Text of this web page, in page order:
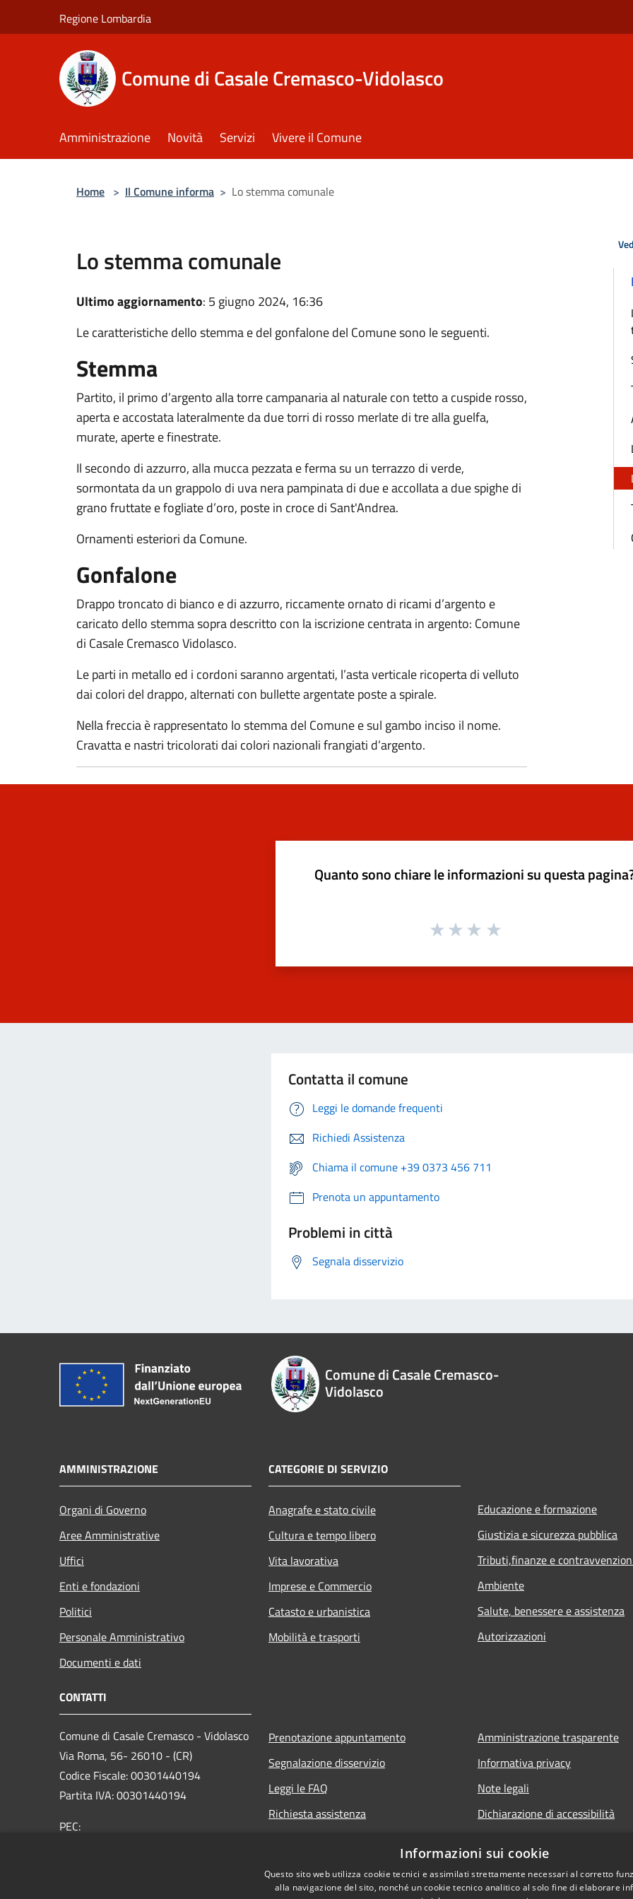
Regione Lombardia
Comune di Casale Cremasco-Vidolasco
Amministrazione Novità Servizi Vivere il Comune
Home > Il Comune informa > Lo stemma comunale
Lo stemma comunale
Ultimo aggiornamento: 5 giugno 2024, 16:36
Le caratteristiche dello stemma e del gonfalone del Comune sono le seguenti.
Stemma
Partito, il primo d’argento alla torre campanaria al naturale con tetto a cuspide rosso,
aperta e accostata lateralmente da due torri di rosso merlate di tre alla guelfa,
murate, aperte e finestrate.
Il secondo di azzurro, alla mucca pezzata e ferma su un terrazzo di verde,
sormontata da un grappolo di uva nera pampinata di due e accollata a due spighe di
grano fruttate e fogliate d’oro, poste in croce di Sant'Andrea.
Ornamenti esteriori da Comune.
Gonfalone
Drappo troncato di bianco e di azzurro, riccamente ornato di ricami d’argento e
caricato dello stemma sopra descritto con la iscrizione centrata in argento: Comune
di Casale Cremasco Vidolasco.
Le parti in metallo ed i cordoni saranno argentati, l’asta verticale ricoperta di velluto
dai colori del drappo, alternati con bullette argentate poste a spirale.
Nella freccia è rappresentato lo stemma del Comune e sul gambo inciso il nome.
Cravatta e nastri tricolorati dai colori nazionali frangiati d’argento.
Quanto sono chiare le informazioni su questa
Contatta il comune
Leggi le domande frequenti
Richiedi Assistenza
Chiama il comune +39 0373 456 711
Prenota un appuntamento
Problemi in città
Segnala disservizio
Comune di Casale Cremasco-
Vidolasco
AMMINISTRAZIONE
Organi di Governo
Aree Amministrative
Uffici
Enti e fondazioni
Politici
Personale Amministrativo
Documenti e dati
CATEGORIE DI SERVIZIO
Anagrafe e stato civile
Cultura e tempo libero
Vita lavorativa
Imprese e Commercio
Catasto e urbanistica
Mobilità e trasporti
Educazione e formazione
Giustizia e sicurezza pubblica
Tributi,finanze e
Ambiente
Salute, benessere e assistenza
Autorizzazioni
CONTATTI
Comune di Casale Cremasco - Vidolasco
Via Roma, 56- 26010 - (CR)
Codice Fiscale: 00301440194
Partita IVA: 00301440194
PEC:
Prenotazione appuntamento
Segnalazione disservizio
Leggi le FAQ
Richiesta assistenza
Amministrazione trasparente
Informativa privacy
Note legali
Dichiarazione di accessibilità
Informazioni sui cookie
Questo sito web utilizza cookie tecnici e assimilati strettamente necessari al corretto
alla navigazione del sito, nonché un cookie tecnico analitico al solo fine di elaborare